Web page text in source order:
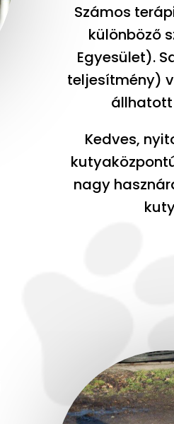
Számos
különböző
Egyesület).
teljesítmény)
állhatott
Kedves,
nagy